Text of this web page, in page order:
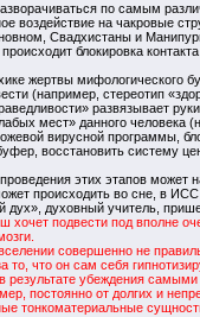
по самым
воздействие на чакровые
Свадхистаны и
блокировка
жертвы мифологического
(например, стереотип
развязывает
мест» данного человека
вирусной программы,
восстановить систему
этих этапов может
происходить во сне, в ИСС
дух», духовный учитель,
хочет подвести под вполне
совершенно не
то, что он сам себя
результате убеждения
постоянно от долгих и
тонкоматериальные